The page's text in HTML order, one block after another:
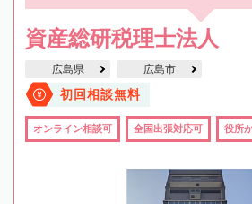
資産総研税理士法人
広島県 広島市
初回相談無料
オンライン相談可 全国出張対応可 役所